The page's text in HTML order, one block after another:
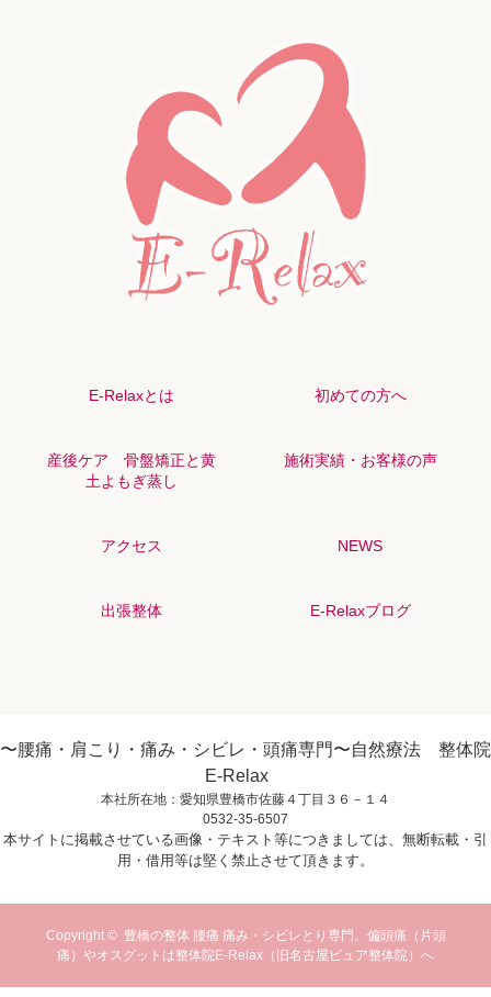
E-Relaxとは 初めての方へ
産後ケア 骨盤矯正と黄
土よもぎ蒸し
施術実績・お客様の声
アクセス NEWS
出張整体 E-Relaxブログ
〜腰痛・肩こり・痛み・シビレ・頭痛専門〜自然療法 整体院
E-Relax
本社所在地：愛知県豊橋市佐藤４丁目３６－１４
0532-35-6507
本サイトに掲載させている画像・テキスト等につきましては、無断転載・引
用・借用等は堅く禁止させて頂きます。
Copyright © 豊橋の整体 腰痛 痛み・シビレとり専門。偏頭痛（片頭
痛）やオスグットは整体院E-Relax（旧名古屋ピュア整体院）へ